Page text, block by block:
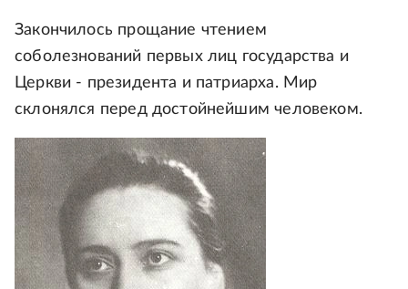
Закончилось прощание чтением
соболезнований первых лиц государства и
Церкви - президента и патриарха. Мир
склонялся перед достойнейшим человеком.